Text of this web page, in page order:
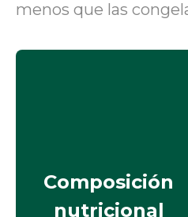
menos que las
Composición
nutricional